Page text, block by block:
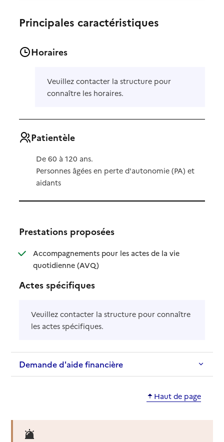
Principales caractéristiques
Horaires
Veuillez contacter la structure pour
connaître les horaires.
Patientèle
De 60 à 120 ans.
Personnes âgées en perte d'autonomie (PA) et
aidants
Prestations proposées
Accompagnements pour les actes de la vie
quotidienne (AVQ): disponible
: non disponible
Actes spécifiques
Veuillez contacter la structure pour connaître
les actes spécifiques.
Demande d'aide financière
Haut de page